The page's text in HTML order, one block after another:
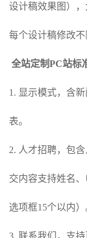
设计稿效果图）
每个设计稿修改不
全站定制PC站标
1. 显示模式，含
表。
2. 人才招聘，包
交内容支持姓名
选项框15个以内）
3. 联系我们，支持